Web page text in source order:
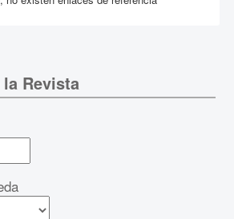
Revista